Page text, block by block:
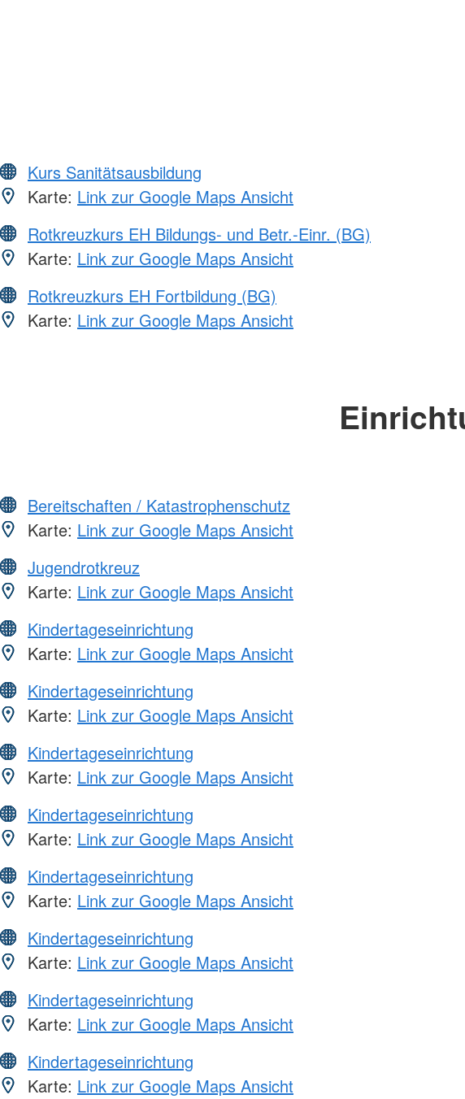
Kurs Sanitätsausbildung
Karte: Link zur Google Maps Ansicht
Rotkreuzkurs EH Bildungs- und Betr.-Einr. (BG)
Karte: Link zur Google Maps Ansicht
Rotkreuzkurs EH Fortbildung (BG)
Karte: Link zur Google Maps Ansicht
Bereitschaften / Katastrophenschutz
Karte: Link zur Google Maps Ansicht
Jugendrotkreuz
Karte: Link zur Google Maps Ansicht
Kindertageseinrichtung
Karte: Link zur Google Maps Ansicht
Kindertageseinrichtung
Karte: Link zur Google Maps Ansicht
Kindertageseinrichtung
Karte: Link zur Google Maps Ansicht
Kindertageseinrichtung
Karte: Link zur Google Maps Ansicht
Kindertageseinrichtung
Karte: Link zur Google Maps Ansicht
Kindertageseinrichtung
Karte: Link zur Google Maps Ansicht
Kindertageseinrichtung
Karte: Link zur Google Maps Ansicht
Kindertageseinrichtung
Karte: Link zur Google Maps Ansicht